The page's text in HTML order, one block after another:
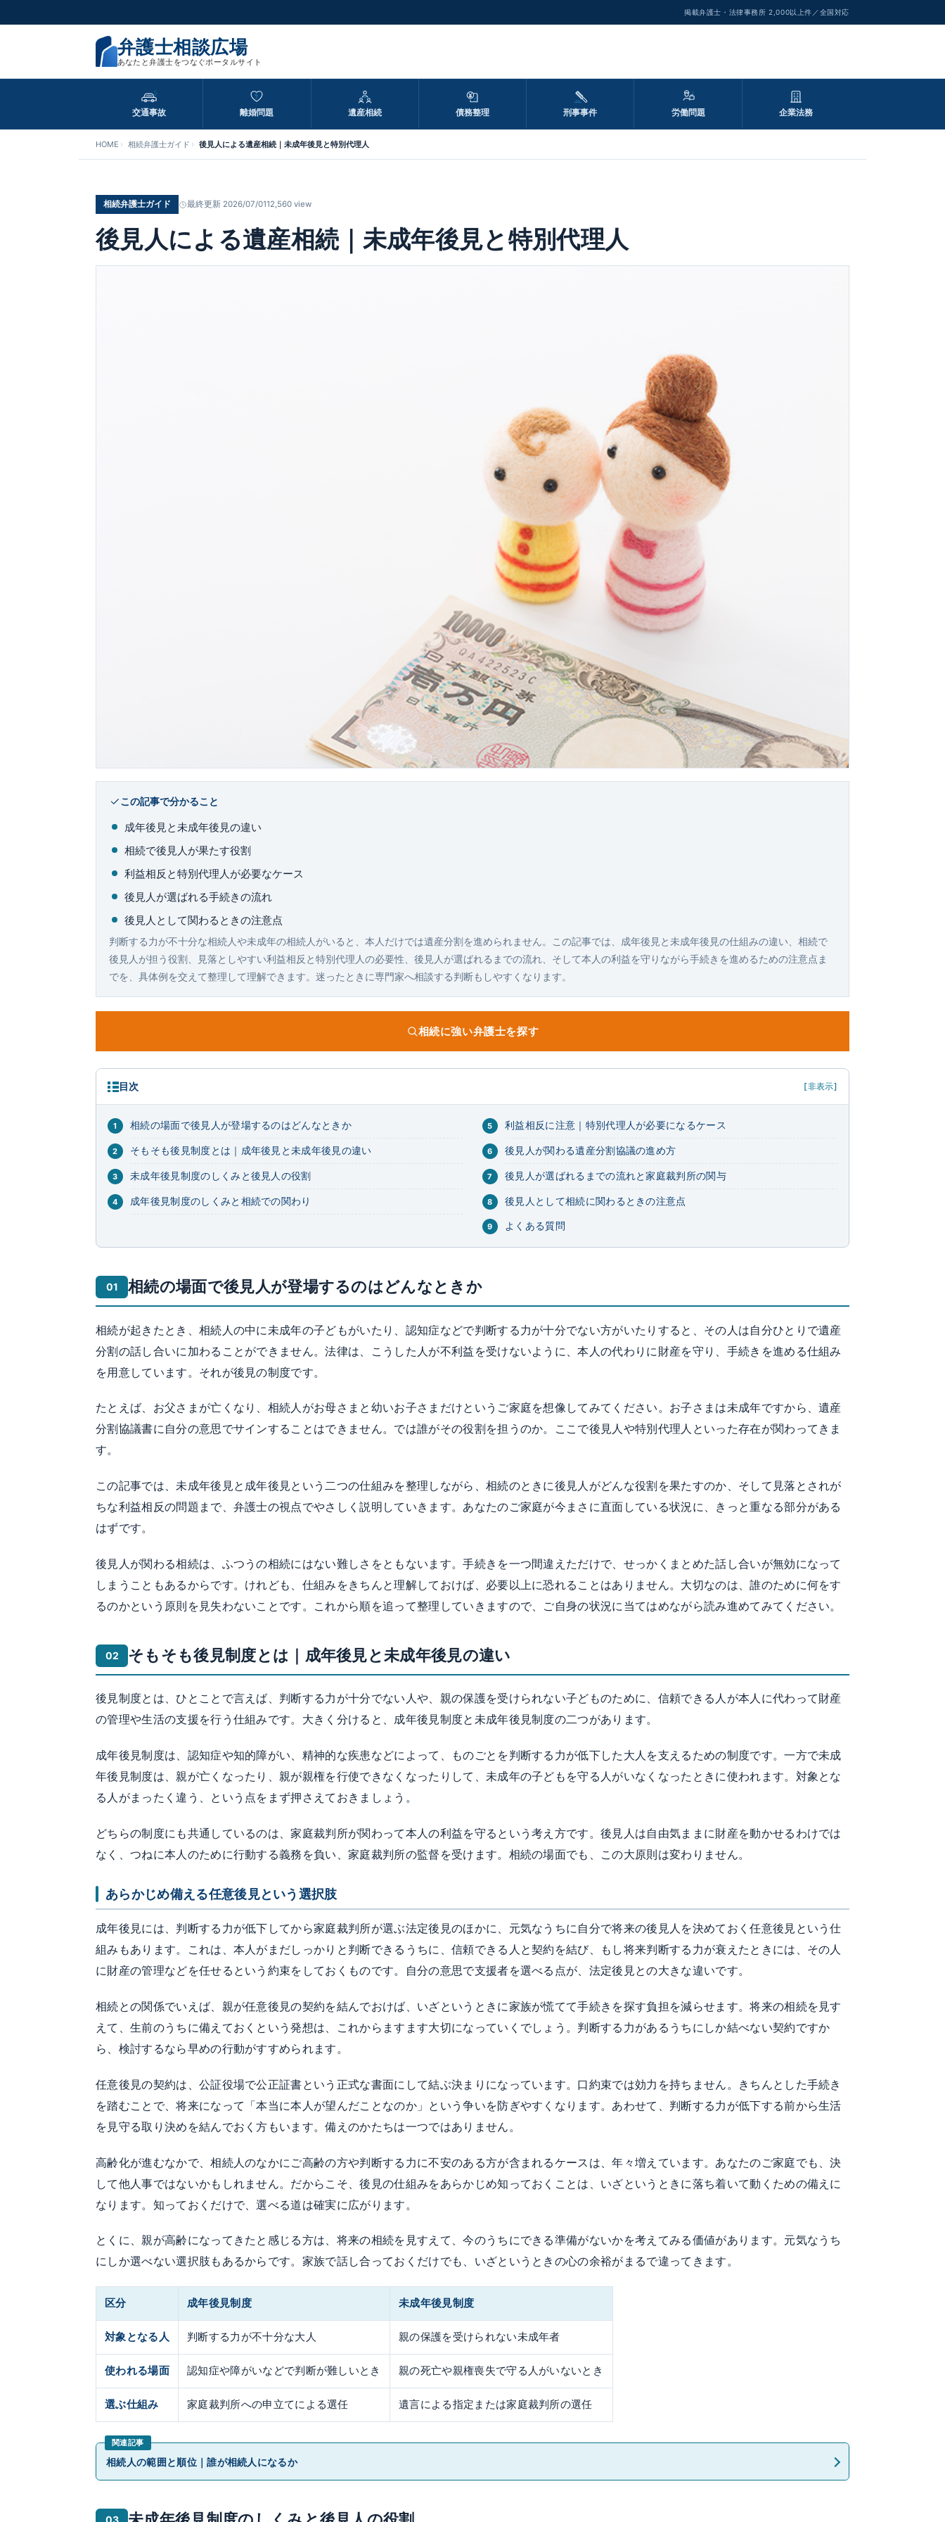
掲載弁護士・法律事務所 2,000以上件／全国対応
弁護士相談広場
あなたと弁護士をつなぐポータルサイト
交通事故 離婚問題 遺産相続 債務整理 刑事事件 労働問題 企業法務
HOME 相続弁護士ガイド 後見人による遺産相続｜未成年後見と特別代理人
相続弁護士ガイド 最終更新 2026/07/0112,560 view
後見人による遺産相続｜未成年後見と特別代理人
この記事で分かること
成年後見と未成年後見の違い
相続で後見人が果たす役割
利益相反と特別代理人が必要なケース
後見人が選ばれる手続きの流れ
後見人として関わるときの注意点
判断する力が不十分な相続人や未成年の相続人がいると、本人だけでは遺産分割を進められません。この記事では、成年後見と未成年後見の仕組みの違い、相続で
後見人が担う役割、見落としやすい利益相反と特別代理人の必要性、後見人が選ばれるまでの流れ、そして本人の利益を守りながら手続きを進めるための注意点ま
でを、具体例を交えて整理して理解できます。迷ったときに専門家へ相談する判断もしやすくなります。
相続に強い弁護士を探す
目次 [非表示]
相続の場面で後見人が登場するのはどんなときか
そもそも後見制度とは｜成年後見と未成年後見の違い
未成年後見制度のしくみと後見人の役割
成年後見制度のしくみと相続での関わり
利益相反に注意｜特別代理人が必要になるケース
後見人が関わる遺産分割協議の進め方
後見人が選ばれるまでの流れと家庭裁判所の関与
後見人として相続に関わるときの注意点
よくある質問
相続の場面で後見人が登場するのはどんなときか
相続が起きたとき、相続人の中に未成年の子どもがいたり、認知症などで判断する力が十分でない方がいたりすると、その人は自分ひとりで遺産
分割の話し合いに加わることができません。法律は、こうした人が不利益を受けないように、本人の代わりに財産を守り、手続きを進める仕組み
を用意しています。それが後見の制度です。
たとえば、お父さまが亡くなり、相続人がお母さまと幼いお子さまだけというご家庭を想像してみてください。お子さまは未成年ですから、遺産
分割協議書に自分の意思でサインすることはできません。では誰がその役割を担うのか。ここで後見人や特別代理人といった存在が関わってきま
す。
この記事では、未成年後見と成年後見という二つの仕組みを整理しながら、相続のときに後見人がどんな役割を果たすのか、そして見落とされが
ちな利益相反の問題まで、弁護士の視点でやさしく説明していきます。あなたのご家庭が今まさに直面している状況に、きっと重なる部分がある
はずです。
後見人が関わる相続は、ふつうの相続にはない難しさをともないます。手続きを一つ間違えただけで、せっかくまとめた話し合いが無効になって
しまうこともあるからです。けれども、仕組みをきちんと理解しておけば、必要以上に恐れることはありません。大切なのは、誰のために何をす
るのかという原則を見失わないことです。これから順を追って整理していきますので、ご自身の状況に当てはめながら読み進めてみてください。
そもそも後見制度とは｜成年後見と未成年後見の違い
後見制度とは、ひとことで言えば、判断する力が十分でない人や、親の保護を受けられない子どものために、信頼できる人が本人に代わって財産
の管理や生活の支援を行う仕組みです。大きく分けると、成年後見制度と未成年後見制度の二つがあります。
成年後見制度は、認知症や知的障がい、精神的な疾患などによって、ものごとを判断する力が低下した大人を支えるための制度です。一方で未成
年後見制度は、親が亡くなったり、親が親権を行使できなくなったりして、未成年の子どもを守る人がいなくなったときに使われます。対象とな
る人がまったく違う、という点をまず押さえておきましょう。
どちらの制度にも共通しているのは、家庭裁判所が関わって本人の利益を守るという考え方です。後見人は自由気ままに財産を動かせるわけでは
なく、つねに本人のために行動する義務を負い、家庭裁判所の監督を受けます。相続の場面でも、この大原則は変わりません。
あらかじめ備える任意後見という選択肢
成年後見には、判断する力が低下してから家庭裁判所が選ぶ法定後見のほかに、元気なうちに自分で将来の後見人を決めておく任意後見という仕
組みもあります。これは、本人がまだしっかりと判断できるうちに、信頼できる人と契約を結び、もし将来判断する力が衰えたときには、その人
に財産の管理などを任せるという約束をしておくものです。自分の意思で支援者を選べる点が、法定後見との大きな違いです。
相続との関係でいえば、親が任意後見の契約を結んでおけば、いざというときに家族が慌てて手続きを探す負担を減らせます。将来の相続を見す
えて、生前のうちに備えておくという発想は、これからますます大切になっていくでしょう。判断する力があるうちにしか結べない契約ですか
ら、検討するなら早めの行動がすすめられます。
任意後見の契約は、公証役場で公正証書という正式な書面にして結ぶ決まりになっています。口約束では効力を持ちません。きちんとした手続き
を踏むことで、将来になって「本当に本人が望んだことなのか」という争いを防ぎやすくなります。あわせて、判断する力が低下する前から生活
を見守る取り決めを結んでおく方もいます。備えのかたちは一つではありません。
高齢化が進むなかで、相続人のなかにご高齢の方や判断する力に不安のある方が含まれるケースは、年々増えています。あなたのご家庭でも、決
して他人事ではないかもしれません。だからこそ、後見の仕組みをあらかじめ知っておくことは、いざというときに落ち着いて動くための備えに
なります。知っておくだけで、選べる道は確実に広がります。
とくに、親が高齢になってきたと感じる方は、将来の相続を見すえて、今のうちにできる準備がないかを考えてみる価値があります。元気なうち
にしか選べない選択肢もあるからです。家族で話し合っておくだけでも、いざというときの心の余裕がまるで違ってきます。
区分 成年後見制度 未成年後見制度
対象となる人 判断する力が不十分な大人 親の保護を受けられない未成年者
使われる場面 認知症や障がいなどで判断が難しいとき 親の死亡や親権喪失で守る人がいないとき
選ぶ仕組み 家庭裁判所への申立てによる選任 遺言による指定または家庭裁判所の選任
相続人の範囲と順位｜誰が相続人になるか